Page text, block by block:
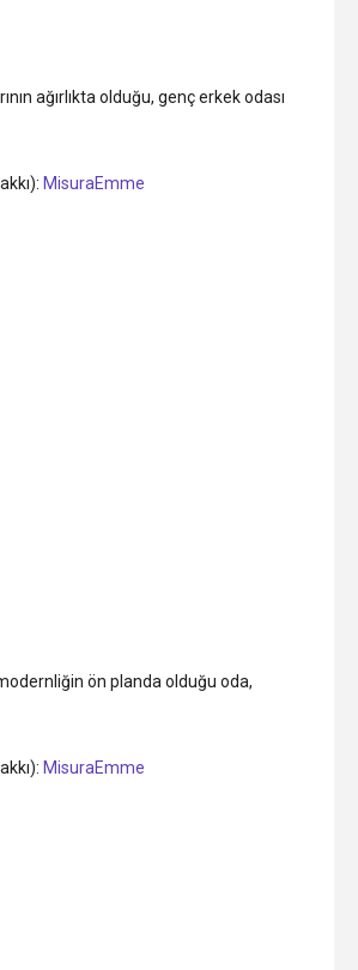
ağırlıkta olduğu, genç erkek odası
MisuraEmme
ön planda olduğu oda,
MisuraEmme